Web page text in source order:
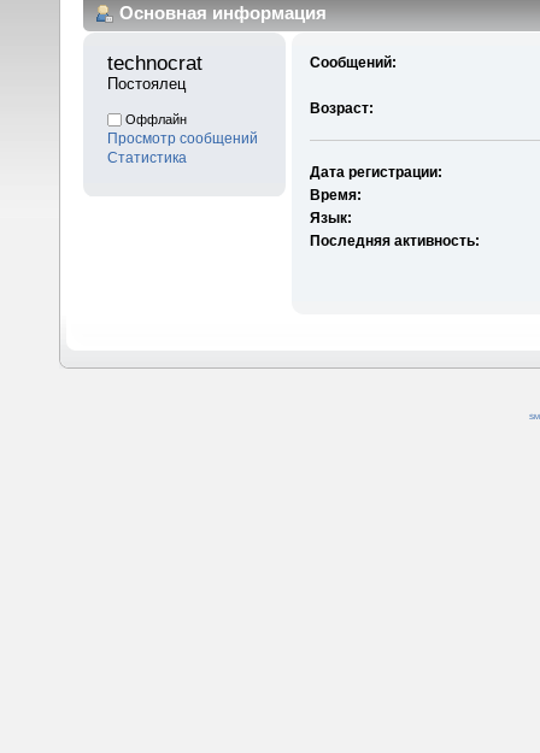
Основная информация
technocrat
Постоялец
Оффлайн
Просмотр сообщений
Статистика
Сообщений:
Возраст:
Дата регистрации:
Время:
Язык:
Последняя активность: